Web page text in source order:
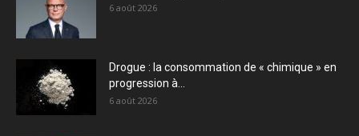
6 août 2026
Drogue : la consommation de « chimique » en
progression à...
6 août 2026